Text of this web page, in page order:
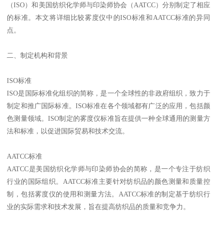
（ISO）和美国纺织化学师与印染师协会（AATCC）分别制定了相应
的标准。本文将详细比较雾度仪中的ISO标准和AATCC标准的异同
点。
二、制定机构和背景
ISO标准
ISO是国际标准化组织的简称，是一个全球性的非政府组织，致力于
制定和推广国际标准。ISO标准在各个领域都有广泛的应用，包括颜
色测量领域。ISO制定的雾度仪标准旨在提供一种全球通用的测量方
法和标准，以促进国际贸易和技术交流。
AATCC标准
AATCC是美国纺织化学师与印染师协会的简称，是一个专注于纺织
行业的国际组织。AATCC标准主要针对纺织品的颜色测量和质量控
制，包括雾度仪的使用和测量方法。AATCC标准的制定基于纺织行
业的实际需求和技术发展，旨在提高纺织品的质量和竞争力。